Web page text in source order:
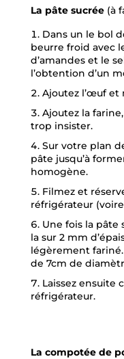
La pâte sucrée(à
Dans un le bol
beurre froid avec
d’amandes et le
l’obtention d’un
Ajoutez l’œuf et
Ajoutez la
trop insister.
Sur votre plan
pâte jusqu’à
homogène.
Filmez et
réfrigérateur
Une fois la pâte
la sur 2 mm
légèrement
de 7cm de
Laissez ensuite
réfrigérateur.
La compotée de